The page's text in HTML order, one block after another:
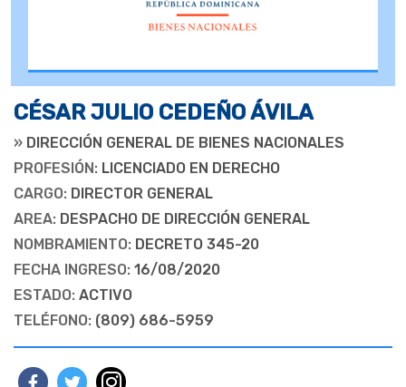
CÉSAR JULIO CEDEÑO ÁVILA
» DIRECCIÓN GENERAL DE BIENES NACIONALES
PROFESIÓN: LICENCIADO EN DERECHO
CARGO: DIRECTOR GENERAL
AREA: DESPACHO DE DIRECCIÓN GENERAL
NOMBRAMIENTO: DECRETO 345-20
FECHA INGRESO: 16/08/2020
ESTADO: ACTIVO
TELÉFONO: (809) 686-5959